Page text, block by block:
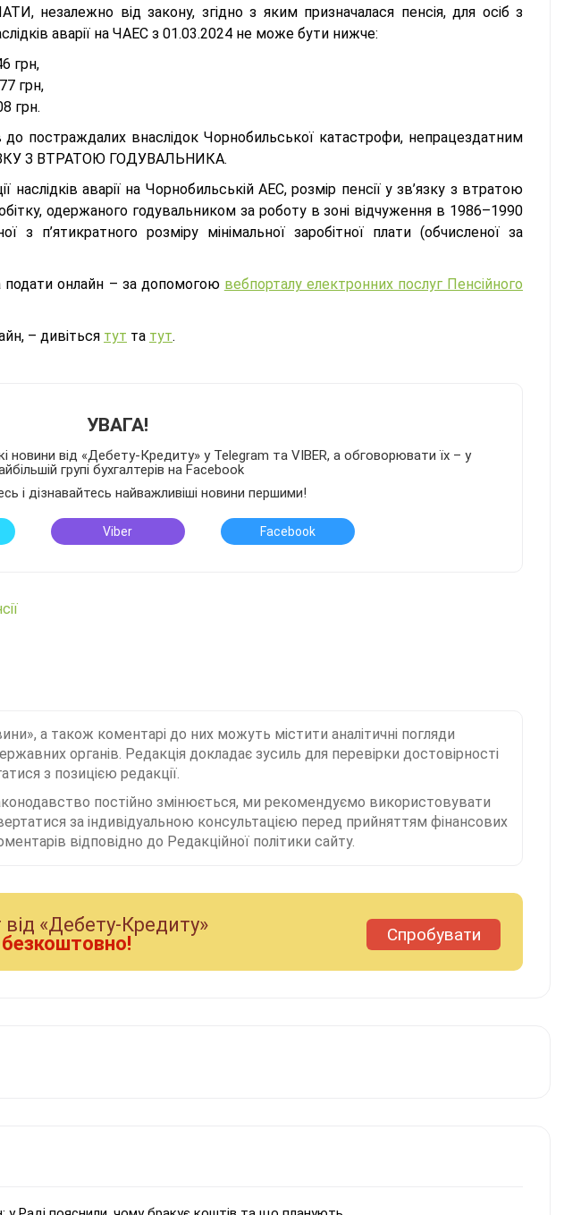
незалежно від закону, згідно з яким призначалася пенсія, для осіб з
аварії на ЧАЕС з 01.03.2024 не може бути нижче:
грн,
грн,
грн.
до постраждалих внаслідок Чорнобильської катастрофи, непрацездатним
З ВТРАТОЮ ГОДУВАЛЬНИКА.
наслідків аварії на Чорнобильській АЕС, розмір пенсії у зв’язку з втратою
одержаного годувальником за роботу в зоні відчуження в 1986–1990
з п’ятикратного розміру мінімальної заробітної плати (обчисленої за
подати онлайн – за допомогою вебпорталу електронних послуг Пенсійного
– дивіться тут та тут.
УВАГА!
новини від «Дебету-Кредиту» у Telegram та VIBER, а обговорювати їх – у
групі бухгалтерів на Facebook
і дізнавайтесь найважливіші новини першими!
Viber Facebook
а також коментарі до них можуть містити аналітичні погляди
органів. Редакція докладає зусиль для перевірки достовірності
з позицією редакції.
постійно змінюється, ми рекомендуємо використовувати
за індивідуальною консультацією перед прийняттям фінансових
відповідно до Редакційної політики сайту.
«Дебету-Кредиту»
безкоштовно! Спробувати